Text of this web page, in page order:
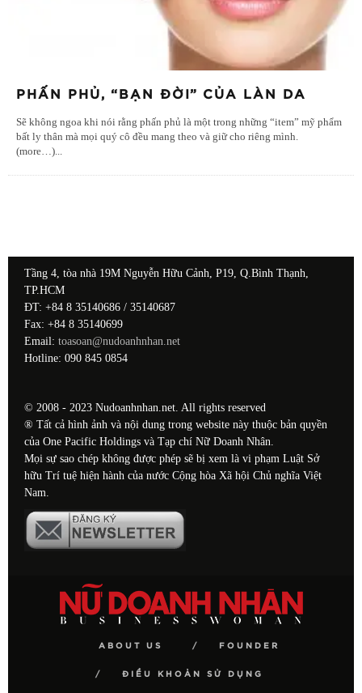
PHẤN PHỦ, “BẠN ĐỜI” CỦA LÀN DA
Sẽ không ngoa khi nói rằng phấn phủ là một trong những “item” mỹ phẩm
bất ly thân mà mọi quý cô đều mang theo và giữ cho riêng mình.
(more…)...
Tầng 4, tòa nhà 19M Nguyễn Hữu Cảnh, P19, Q.Bình Thạnh,
TP.HCM
ĐT: +84 8 35140686 / 35140687
Fax: +84 8 35140699
Email: toasoan@nudoanhnhan.net
Hotline: 090 845 0854
© 2008 - 2023 Nudoanhnhan.net. All rights reserved
® Tất cả hình ảnh và nội dung trong website này thuộc bản quyền
của One Pacific Holdings và Tạp chí Nữ Doanh Nhân.
Mọi sự sao chép không được phép sẽ bị xem là vi phạm Luật Sở
hữu Trí tuệ hiện hành của nước Cộng hòa Xã hội Chủ nghĩa Việt
Nam.
ABOUT US FOUNDER
ĐIỀU KHOẢN SỬ DỤNG